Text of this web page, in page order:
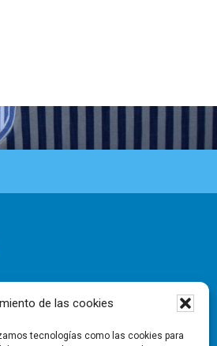
de las cookies
tecnologías como las cookies para